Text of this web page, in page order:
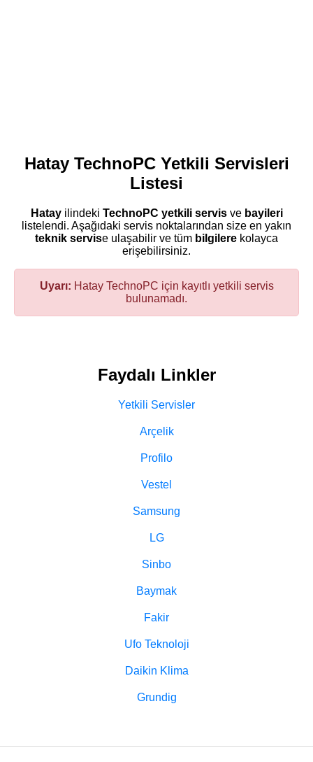
Hatay TechnoPC Yetkili Servisleri
Listesi
Hatayilindeki TechnoPC yetkili servisve bayileri
listelendi. Aşağıdaki servis noktalarından size en yakın
teknik servise ulaşabilir ve tüm bilgilere kolayca
erişebilirsiniz.
Uyarı: Hatay TechnoPC için kayıtlı yetkili servis
bulunamadı.
Faydalı Linkler
Yetkili Servisler
Arçelik
Profilo
Vestel
Samsung
LG
Sinbo
Baymak
Fakir
Ufo Teknoloji
Daikin Klima
Grundig